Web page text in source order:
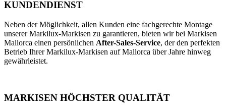
KUNDENDIENST
Neben der Möglichkeit, allen Kunden eine fachgerechte Montage
unserer Markilux-Markisen zu garantieren, bieten wir bei Markisen
Mallorca einen persönlichen After-Sales-Service, der den perfekten
Betrieb Ihrer Markilux-Markisen auf Mallorca über Jahre hinweg
gewährleistet.
MARKISEN HÖCHSTER QUALITÄT